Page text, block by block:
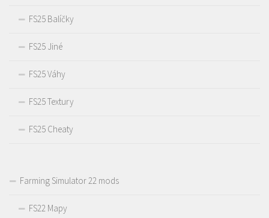
FS25 Balíčky
FS25 Jiné
FS25 Váhy
FS25 Textury
FS25 Cheaty
Farming Simulator 22 mods
FS22 Mapy